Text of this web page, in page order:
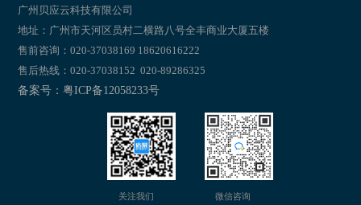
广州贝应云科技有限公司
地址：广州市天河区员村二横路八号全丰商业大厦五楼
售前咨询：020-37038169 18620616222
售后热线：020-37038152 020-89286325
备案号：粤ICP备12058233号
关注我们 微信咨询